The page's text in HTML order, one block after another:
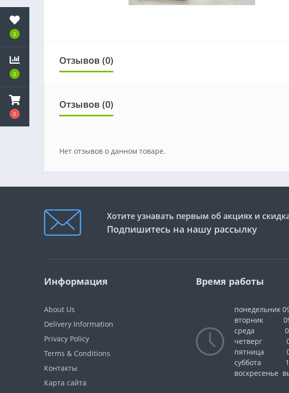
0
0
0
Отзывов (0)
Отзывов (0)
Нет отзывов о данном товаре.
Хотите узнавать первым об акциях и
Подпишитесь на нашу рассылку
Информация
About Us
Delivery Information
Privacy Policy
Terms & Conditions
Контакты
Карта сайта
Время работы
понедельник
вторник
среда
четверг
пятница
суббота
воскресенье